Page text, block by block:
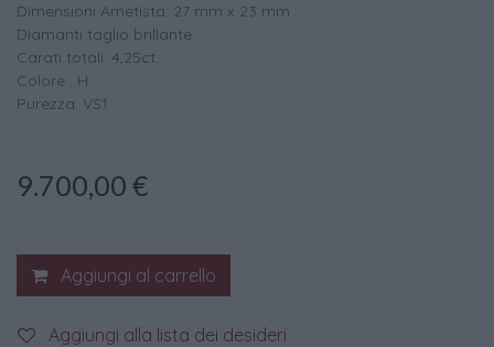
Dimensioni Ametista: 27 mm x 23 mm
Diamanti taglio brillante
Carati totali: 4,25ct.
Colore : H
Purezza: VS1
9.700,00 €
Aggiungi al carrello
Aggiungi alla lista dei desideri